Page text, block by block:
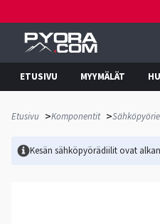
ETUSIVU MYYMÄLÄT
Etusivu >Komponentit >
Kesän sähköpyörädiilit ovat